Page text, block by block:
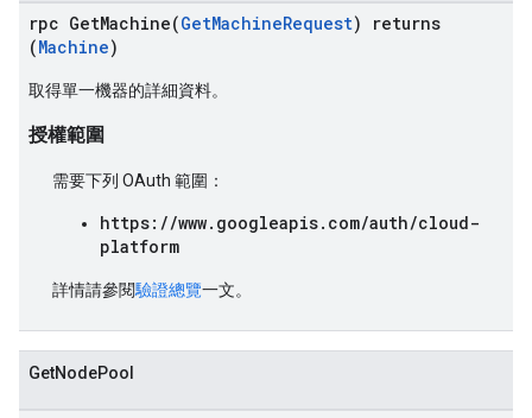
rpc GetMachine(GetMachineRequest) returns
(Machine)
取得單一機器的詳細資料。
授權範圍
需要下列 OAuth 範圍：
https://www.googleapis.com/auth/cloud-
platform
詳情請參閱驗證總覽一文。
GetNodePool